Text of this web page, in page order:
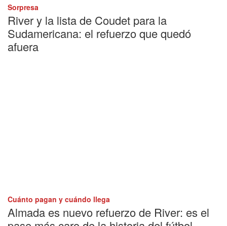
Sorpresa
River y la lista de Coudet para la
Sudamericana: el refuerzo que quedó
afuera
Cuánto pagan y cuándo llega
Almada es nuevo refuerzo de River: es el